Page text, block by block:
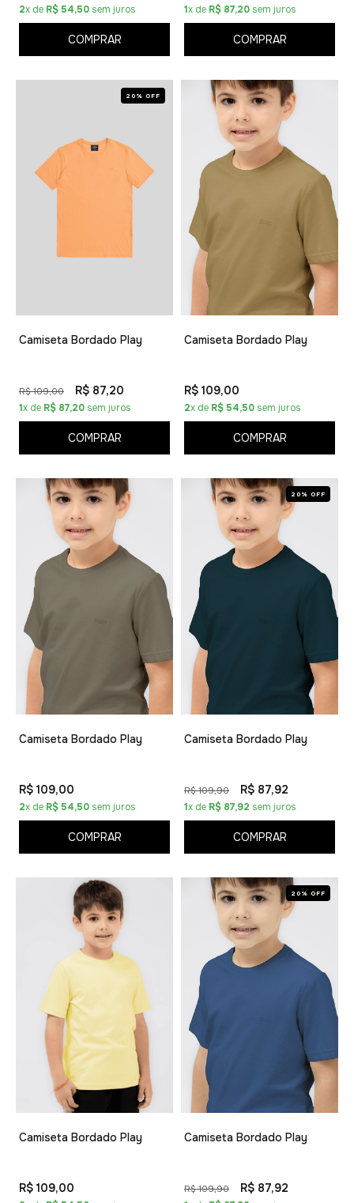
2x de R$ 54,50 sem juros
COMPRAR
1x de R$ 87,20 sem juros
COMPRAR
20% OFF
Camiseta Bordado Play
R$ 109,00 R$ 87,20
1x de R$ 87,20 sem juros
COMPRAR
Camiseta Bordado Play
R$ 109,00
2x de R$ 54,50 sem juros
COMPRAR
Camiseta Bordado Play
R$ 109,00
2x de R$ 54,50 sem juros
COMPRAR
20% OFF
Camiseta Bordado Play
R$ 109,90 R$ 87,92
1x de R$ 87,92 sem juros
COMPRAR
Camiseta Bordado Play
R$ 109,00
20% OFF
Camiseta Bordado Play
R$ 109,90 R$ 87,92